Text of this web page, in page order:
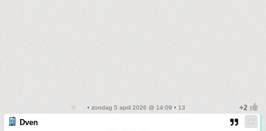
• zondag 5 april 2026 @ 14:09 • 13
Dven